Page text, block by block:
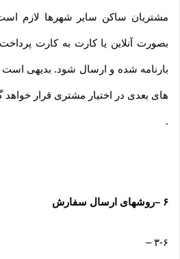
مشتریان ساکن سایر شهرها لازم
بصورت آنلاین یا کارت به کارت پرداخت
بارنامه شده و ارسال شود. بدیهی است
های بعدی در اختیار مشتری قرار
.
۶ –روشهای ارسال سفارش
۳-۶–